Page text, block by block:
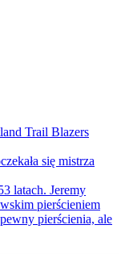
Trail Blazers
się mistrza
latach. Jeremy
pierścieniem
pierścienia, ale